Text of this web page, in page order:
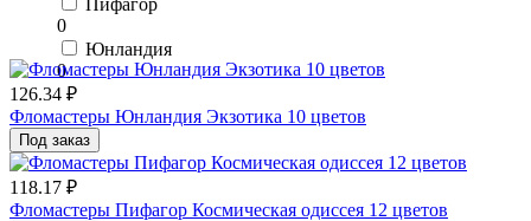
0
Юнландия
0
126.34 ₽
Фломастеры Юнландия Экзотика 10 цветов
Под заказ
118.17 ₽
Фломастеры Пифагор Космическая одиссея 12 цветов